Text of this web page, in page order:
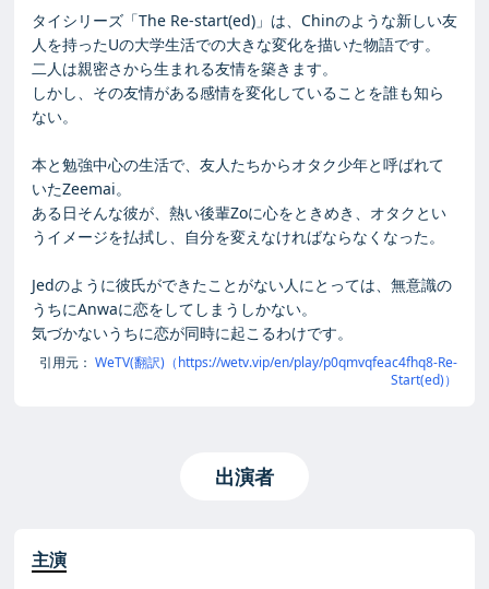
タイシリーズ「The Re-start(ed)」は、Chinのような新しい友
人を持ったUの大学生活での大きな変化を描いた物語です。
二人は親密さから生まれる友情を築きます。
しかし、その友情がある感情を変化していることを誰も知ら
ない。
本と勉強中心の生活で、友人たちからオタク少年と呼ばれて
いたZeemai。
ある日そんな彼が、熱い後輩Zoに心をときめき、オタクとい
うイメージを払拭し、自分を変えなければならなくなった。
Jedのように彼氏ができたことがない人にとっては、無意識の
うちにAnwaに恋をしてしまうしかない。
気づかないうちに恋が同時に起こるわけです。
引用元： WeTV(翻訳)（https://wetv.vip/en/play/p0qmvqfeac4fhq8-Re-
Start(ed)）
出演者
主演